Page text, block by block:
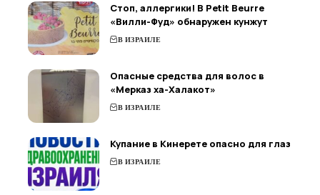
Стоп, аллергики! В Petit Beurre
«Вилли-Фуд» обнаружен кунжут
В ИЗРАИЛЕ
Опасные средства для волос в
«Мерказ ха-Халакот»
В ИЗРАИЛЕ
Купание в Кинерете опасно для глаз
В ИЗРАИЛЕ